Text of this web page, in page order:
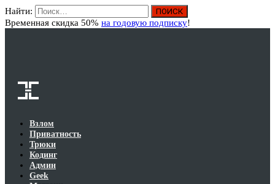
Найти:
Временная скидка 50% на годовую подписку!
Взлом
Приватность
Трюки
Кодинг
Админ
Geek